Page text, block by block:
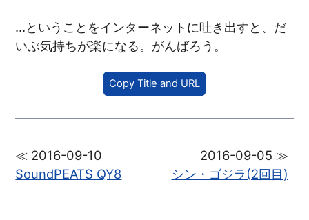
…ということをインターネットに吐き出すと、だ
いぶ気持ちが楽になる。がんばろう。
Copy Title and URL
≪ 2016-09-10
SoundPEATS QY8
2016-09-05 ≫
シン・ゴジラ(2回目)